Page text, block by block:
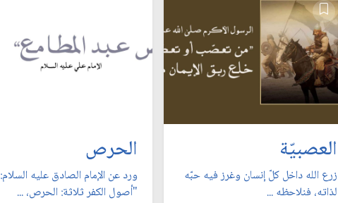
العصبيّة
زرع الله داخل كلّ إنسان وغرز فيه حبّه
لذاته، فنلاحظه ...
الحرص
ورد عن الإمام الصادق عليه السلام:
"أصول الكفر ثلاثة: الحرص، ...